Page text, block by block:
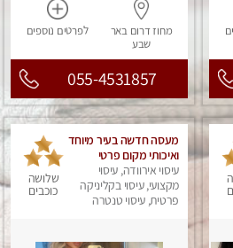
מחוז דרוםבאר
שבע
לפרטים נוספים
055-4531857
מעסה חדשה בעיר מיוחד
ואיכותי מקום פרטי
ואינטימי ושקט.
עיסוי אירוודה, עיסוי
מקצועי, עיסוי בקליניקה
פרטית, עיסוי טנטרה
שלושה
כוכבים